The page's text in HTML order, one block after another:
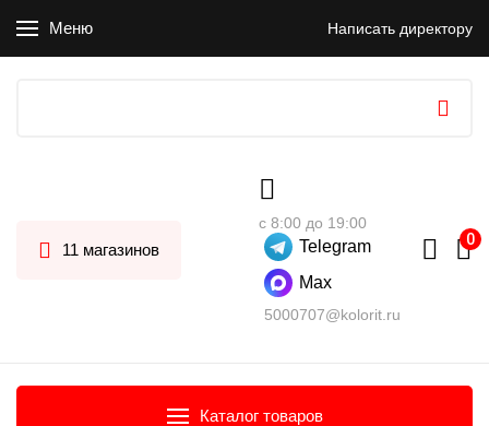
Меню Написать директору
11 магазинов
с 8:00 до 19:00
Telegram
Max
5000707@kolorit.ru
Каталог товаров